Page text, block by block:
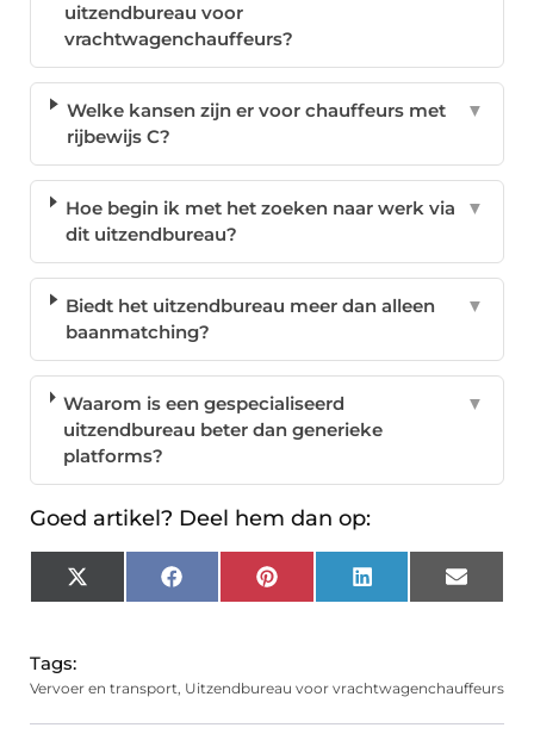
uitzendbureau voor
vrachtwagenchauffeurs?
Welke kansen zijn er voor chauffeurs met
rijbewijs C?
▼
Hoe begin ik met het zoeken naar werk via
dit uitzendbureau?
▼
Biedt het uitzendbureau meer dan alleen
baanmatching?
▼
Waarom is een gespecialiseerd
uitzendbureau beter dan generieke
platforms?
▼
Goed artikel? Deel hem dan op:
X
(Twitter)
FacebookPinterest LinkedIn Email
Tags:
Vervoer en transport, Uitzendbureau voor vrachtwagenchauffeurs